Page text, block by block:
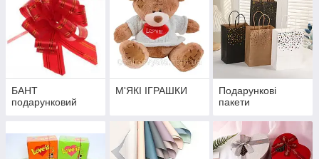
БАНТ
подарунковий
М'ЯКІ ІГРАШКИ
Подарункові
пакети